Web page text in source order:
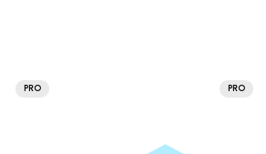
PRO PRO